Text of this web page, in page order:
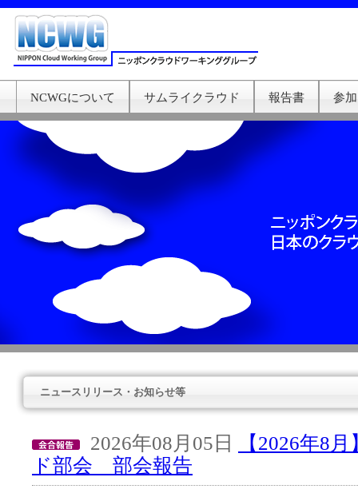
NCWGについて サムライクラウド 報告書 参
ニュースリリース・お知らせ等
2026年08月05日
【2026年8
ド部会 部会報告